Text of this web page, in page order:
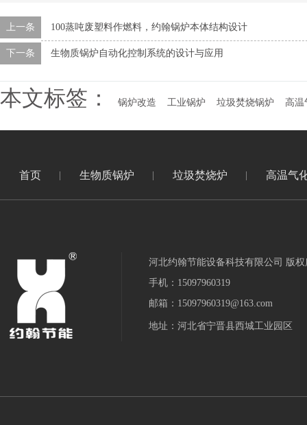
上一条 100蒸吨废塑料作燃料，约翰锅炉本体结构设计
下一条 生物质锅炉自动化控制系统的设计与应用
本文标签： 锅炉改造 工业锅炉 垃圾焚烧锅炉 高温
首页 生物质锅炉 垃圾焚烧炉 高温气
河北约翰节能设备科技有限公司 版权
手机：15097960319
邮箱：15097960319@163.com
地址：河北省宁晋县西城工业园区